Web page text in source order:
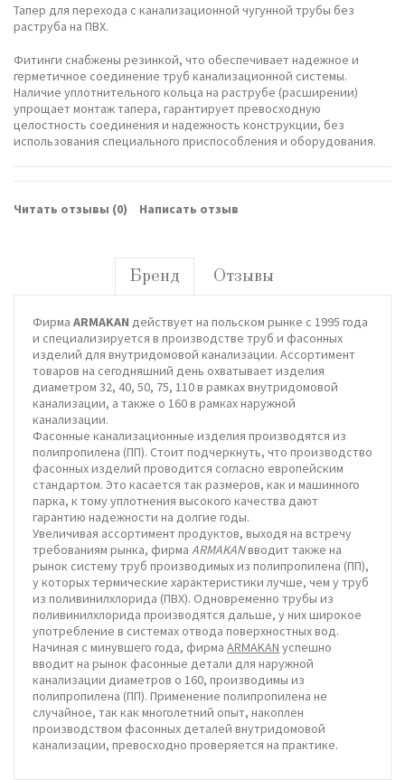
Тапер для перехода с канализационной чугунной трубы без
раструба на ПВХ.
Фитинги снабжены резинкой, что обеспечивает надежное и
герметичное соединение труб канализационной системы.
Наличие уплотнительного кольца на раструбе (расширении)
упрощает монтаж тапера, гарантирует превосходную
целостность соединения и надежность конструкции, без
использования специального приспособления и оборудования.
Читать отзывы (0) Написать отзыв
Бренд Отзывы
Фирма ARMAKAN действует на польском рынке с 1995 года
и специализируется в производстве труб и фасонных
изделий для внутридомовой канализации. Ассортимент
товаров на сегодняшний день охватывает изделия
диаметром 32, 40, 50, 75, 110 в рамках внутридомовой
канализации, а также o 160 в рамках наружной
канализации.
Фасонные канализационные изделия производятся из
полипропилена (ПП). Стоит подчеркнуть, что производство
фасонных изделий проводится согласно европейским
стандартом. Это касается так размеров, как и машинного
парка, к тому уплотнения высокого качества дают
гарантию надежности на долгие годы.
Увеличивая ассортимент продуктов, выходя на встречу
требованиям рынка, фирма ARMAKANвводит также на
рынок систему труб производимых из полипропилена (ПП),
у которых термические характеристики лучше, чем у труб
из поливинилхлорида (ПВХ). Одновременно трубы из
поливинилхлорида производятся дальше, у них широкое
употребление в системах отвода поверхностных вод.
Начиная с минувшего года, фирма ARMAKAN успешно
вводит на рынок фасонные детали для наружной
канализации диаметров o 160, производимы из
полипропилена (ПП). Применение полипропилена не
случайное, так как многолетний опыт, накоплен
производством фасонных деталей внутридомовой
канализации, превосходно проверяется на практике.